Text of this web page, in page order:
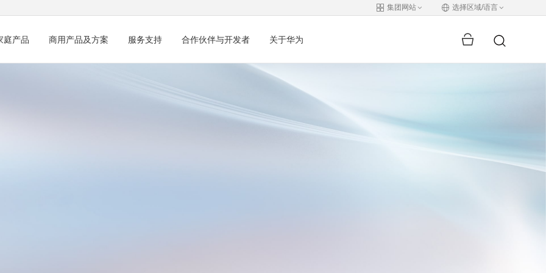
集团网站 选择区域/语言
庭产品 商用产品及方案 服务支持 合作伙伴与开发者 关于华为